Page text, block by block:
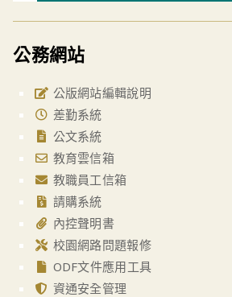
公務網站
公版網站編輯說明
差勤系統
公文系統
教育雲信箱
教職員工信箱
請購系統
內控聲明書
校園網路問題報修
ODF文件應用工具
資通安全管理